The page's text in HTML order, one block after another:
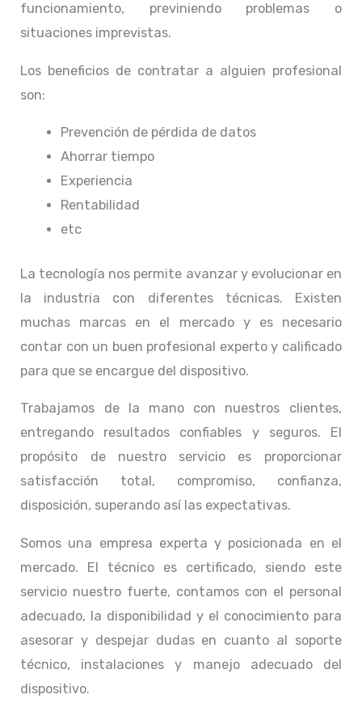
funcionamiento, previniendo problemas o
situaciones imprevistas.
Los beneficios de contratar a alguien profesional
son:
Prevención de pérdida de datos
Ahorrar tiempo
Experiencia
Rentabilidad
etc
La tecnología nos permite avanzar y evolucionar en
la industria con diferentes técnicas. Existen
muchas marcas en el mercado y es necesario
contar con un buen profesional experto y calificado
para que se encargue del dispositivo.
Trabajamos de la mano con nuestros clientes,
entregando resultados confiables y seguros. El
propósito de nuestro servicio es proporcionar
satisfacción total, compromiso, confianza,
disposición, superando así las expectativas.
Somos una empresa experta y posicionada en el
mercado. El técnico es certificado, siendo este
servicio nuestro fuerte, contamos con el personal
adecuado, la disponibilidad y el conocimiento para
asesorar y despejar dudas en cuanto al soporte
técnico, instalaciones y manejo adecuado del
dispositivo.